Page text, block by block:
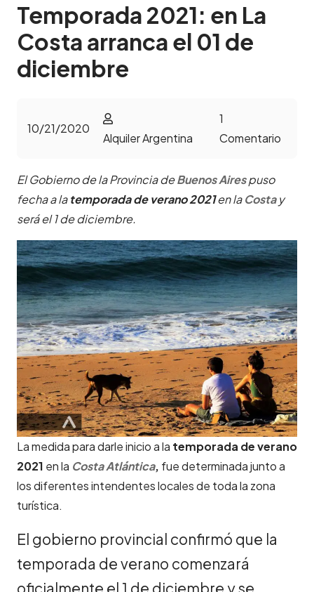
Temporada 2021: en La
Costa arranca el 01 de
diciembre
10/21/2020
Alquiler Argentina
1
Comentario
El Gobierno de la Provincia deBuenos Airespuso
fecha a latemporada de verano 2021en laCosta y
será el 1 de diciembre.
La medida para darle inicio a la temporada de verano
2021 en la Costa Atlántica, fue determinada junto a
los diferentes intendentes locales de toda la zona
turística.
El gobierno provincial confirmó que la
temporada de verano comenzará